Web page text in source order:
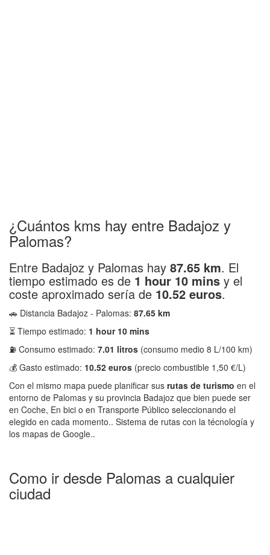
¿Cuántos kms hay entre Badajoz y
Palomas?
Entre Badajoz y Palomas hay 87.65 km. El
tiempo estimado es de 1 hour 10 mins y el
coste aproximado sería de 10.52 euros.
🚗 Distancia Badajoz - Palomas: 87.65 km
⏳ Tiempo estimado: 1 hour 10 mins
⛽ Consumo estimado: 7.01 litros (consumo medio 8 L/100 km)
💰 Gasto estimado: 10.52 euros (precio combustible 1,50 €/L)
Con el mismo mapa puede planificar sus rutas de turismo en el
entorno de Palomas y su provincia Badajoz que bien puede ser
en Coche, En bici o en Transporte Público seleccionando el
elegido en cada momento.. Sistema de rutas con la técnología y
los mapas de Google..
Como ir desde Palomas a cualquier
ciudad